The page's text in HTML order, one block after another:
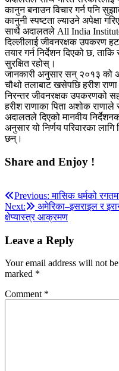
कानुन बनाउन विचार गर्न पनि
कानुनी स्पष्टता ल्याउने अपेक्षा
साथै अदालतले All India
दिल्लीलाई जीवनरक्षक उपकरण
तयार गर्न निर्देशन दिएको छ, ताकि
सुरक्षित रहोस्।
जानकारी अनुसार सन् २०१३ को
चौथो तलाबाट खसेपछि हरीश
निरन्तर जीवनरक्षक उपकरणको
हरीश राणाका पिता अशोक राणाले
अदालतले दिएको मानवीय
अनुसार यो निर्णय परिवारका
छन्।
Share and Enjoy !
Post
navigation
Previous: मासिक धर्मको
Next:
अमेरिका–इसराइल र
क्षेप्यास्त्र आक्रमण
Leave a Reply
Your email address will not
marked *
Comment *